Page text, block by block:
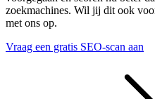
zoekmachines. Wil jij dit ook
met ons op.
Vraag een gratis SEO-scan aan